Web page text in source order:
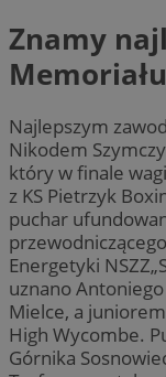
Znamy
Memoriału
Najlepszym
Nikodem
który w finale
z KS Pietrzyk
puchar
Energetyki
uznano
Mielce, a
High Wycombe.
Górnika